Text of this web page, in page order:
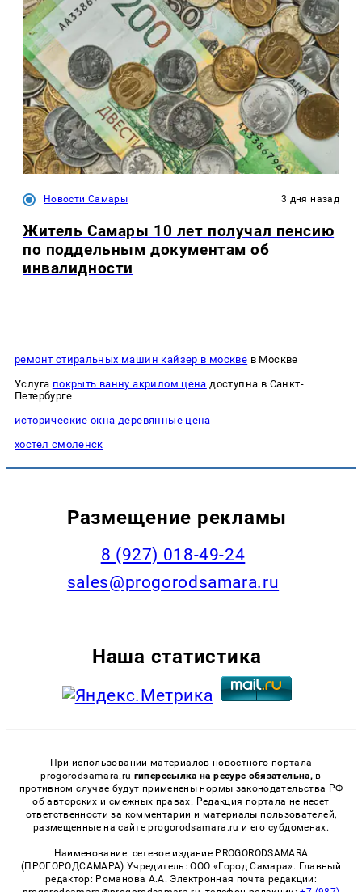
Новости Самары 3 дня назад
Житель Самары 10 лет получал пенсию
по поддельным документам об
инвалидности
ремонт стиральных машин кайзер в москве в Москве
Услуга покрыть ванну акрилом цена доступна в Санкт-
Петербурге
исторические окна деревянные цена
хостел смоленск
Размещение рекламы
8 (927) 018-49-24
sales@progorodsamara.ru
Наша статистика
При использовании материалов новостного портала
progorodsamara.ru гиперссылка на ресурс обязательна, в
противном случае будут применены нормы законодательства РФ
об авторских и смежных правах. Редакция портала не несет
ответственности за комментарии и материалы пользователей,
размещенные на сайте progorodsamara.ru и его субдоменах.
Наименование: сетевое издание PROGORODSAMARA
(ПРОГОРОДСАМАРА) Учредитель: ООО «Город Самара». Главный
редактор: Романова А.А. Электронная почта редакции: